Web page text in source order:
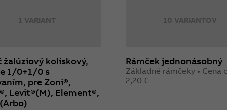
1 VARIANT
žalúziový kolískový,
1/0+1/0 s
pre Zoni®,
Levit®(M), Element®,
10 VARIANTOV
Rámček jednonásobný
Základné rámčeky • Cena
2,20 €